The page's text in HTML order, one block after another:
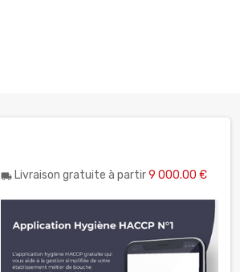
local_shippingLivraison gratuite à partir9 000.00 €